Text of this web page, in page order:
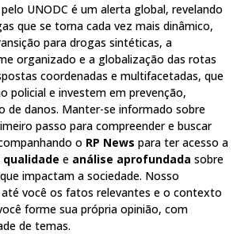
UNODC é um alerta global, revelando
que se torna cada vez mais dinâmico,
para drogas sintéticas, a
organizado e a globalização das rotas
coordenadas e multifacetadas, que
policial e investem em prevenção,
de danos. Manter-se informado sobre
passo para compreender e buscar
o RP News para ter acesso a
e análise aprofundada sobre
impactam a sociedade. Nosso
você os fatos relevantes e o contexto
forme sua própria opinião, com
de temas.